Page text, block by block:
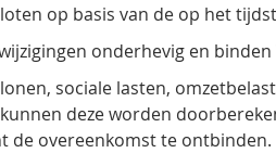
op basis van de op het
onderhevig en binden
sociale lasten,
deze worden
de overeenkomst te ontbinden.